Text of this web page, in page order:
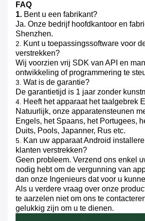
FAQ
1. Bent u een fabrikant?
Ja. Onze bedrijf hoofdkantoor en
Shenzhen.
2. Kunt u toepassingssoftware voor
verstrekken?
Wij voorzien vrij SDK van API en
ontwikkeling of programmering te
3. Wat is de garantie?
De garantietijd is 1 jaar zonder
4. Heeft het apparaat het taalgebrek
Natuurlijk, onze apparatensteunen
Engels, het Spaans, het Portugees,
Duits, Pools, Japanner, Rus etc.
5. Kan uw apparaat Android
klanten verstrekken?
Geen probleem. Verzend ons enkel
nodig hebt om de vergunning van
dan onze Ingenieurs dat voor u
Als u verdere vraag over onze
te aarzelen niet om ons te
gelukkig zijn om u te dienen.